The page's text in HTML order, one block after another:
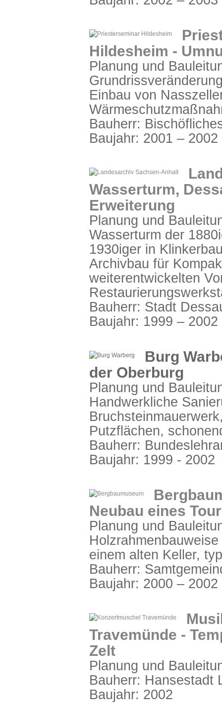
Hildesheim -
Planung und
Einbau von
Bauherr:
Baujahr: 2001 – 2002
Wasserturm,
Erweiterung
Planung und
Wasserturm der
1930iger in
Archivbau für
weiterentwickelten
Bauherr: Stadt
Baujahr: 1999 – 2002
Burg
der Oberburg
Planung und
Handwerkliche
Putzflächen,
Bauherr:
Baujahr: 1999 - 2002
Neubau eines
Planung und
einem alten Keller,
Bauherr:
Baujahr: 2000 – 2002
Travemünde -
Zelt
Planung und
Bauherr: Hansestadt
Baujahr: 2002